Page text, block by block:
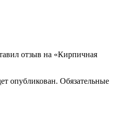
отзыв на «Кирпичная
опубликован. Обязательные